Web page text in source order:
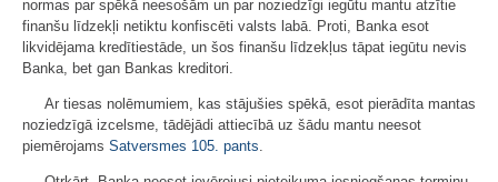
normas par spēkā neesošām un par noziedzīgi iegūtu mantu atzītie
finanšu līdzekļi netiktu konfiscēti valsts labā. Proti, Banka esot
likvidējama kredītiestāde, un šos finanšu līdzekļus tāpat iegūtu nevis
Banka, bet gan Bankas kreditori.
Ar tiesas nolēmumiem, kas stājušies spēkā, esot pierādīta mantas
noziedzīgā izcelsme, tādējādi attiecībā uz šādu mantu neesot
piemērojams Satversmes 105. pants